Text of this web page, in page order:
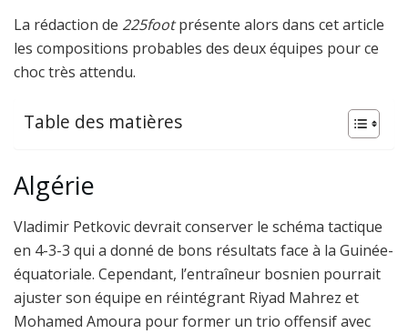
La rédaction de 225footprésente alors dans cet article
les compositions probables des deux équipes pour ce
choc très attendu.
Table des matières
Algérie
Vladimir Petkovic devrait conserver le schéma tactique
en 4-3-3 qui a donné de bons résultats face à la Guinée-
équatoriale. Cependant, l’entraîneur bosnien pourrait
ajuster son équipe en réintégrant Riyad Mahrez et
Mohamed Amoura pour former un trio offensif avec